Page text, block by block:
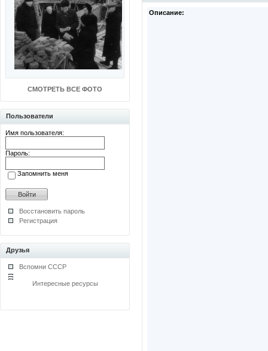
СМОТРЕТЬ ВСЕ ФОТО
Пользователи
Имя пользователя:
Пароль:
Запомнить меня
Восстановить пароль
Регистрация
Друзья
Вспомни СССР
Интересные ресурсы
Описание: